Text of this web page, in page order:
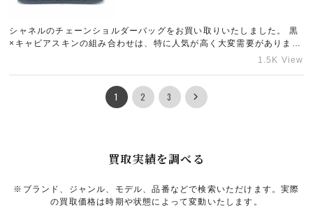
買取実績を調べる
※ブランド、ジャンル、モデル、品番などで検索いただけます。実際
の買取価格は時期や状態によって変動いたします。
シャネルのチェーンショルダーバッグをお買い取りいたしました。 黒
×キャビアスキンの組み合わせは、特に人気が高く大変需要がありま
す。 使用感の少ない綺麗な状態でしたので、高価買取に繋がりま…
1.5K View
1 2 3